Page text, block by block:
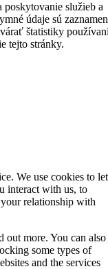
poskytovanie služieb a
údaje sú
štatistiky
tejto stránky.
We use cookies to let
interact with us, to
relationship with
out more. You can also
some types of
and the services